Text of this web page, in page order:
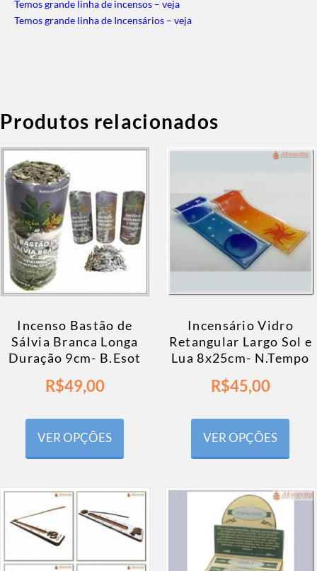
Temos grande linha de incensos – veja
Temos grande linha de Incensários – veja
Produtos relacionados
Incenso Bastão de
Sálvia Branca Longa
Duração 9cm- B.Esot
R$49,00
VER OPÇÕES
Incensário Vidro
Retangular Largo Sol e
Lua 8x25cm- N.Tempo
R$45,00
VER OPÇÕES